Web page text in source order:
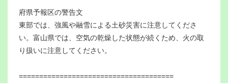
府県予報区の警告文
東部では、強風や融雪による土砂災害に注意してくださ
い。富山県では、空気の乾燥した状態が続くため、火の取
り扱いに注意してください。
======================================